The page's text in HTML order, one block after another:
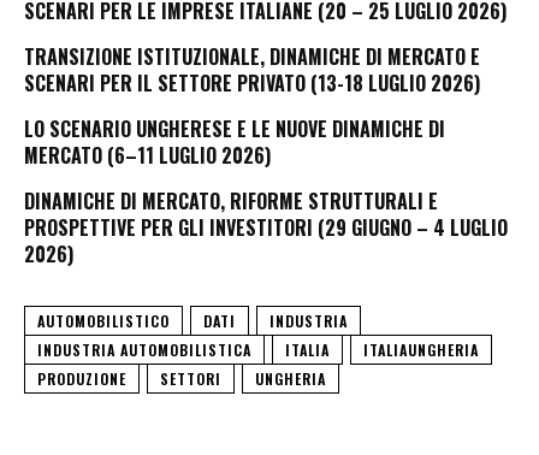
SCENARI PER LE IMPRESE ITALIANE (20 – 25 LUGLIO 2026)
TRANSIZIONE ISTITUZIONALE, DINAMICHE DI MERCATO E
SCENARI PER IL SETTORE PRIVATO (13-18 LUGLIO 2026)
LO SCENARIO UNGHERESE E LE NUOVE DINAMICHE DI
MERCATO (6–11 LUGLIO 2026)
DINAMICHE DI MERCATO, RIFORME STRUTTURALI E
PROSPETTIVE PER GLI INVESTITORI (29 GIUGNO – 4 LUGLIO
2026)
AUTOMOBILISTICO DATI
INDUSTRIA
INDUSTRIA AUTOMOBILISTICA
ITALIA
ITALIAUNGHERIA
PRODUZIONE
SETTORI UNGHERIA